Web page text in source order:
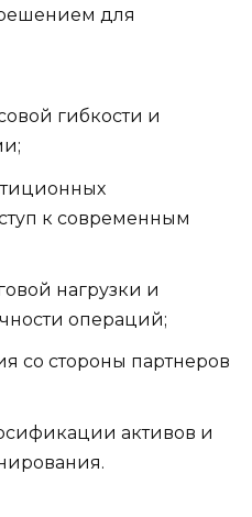
для
гибкости и
к современным
нагрузки и
операций;
со стороны партнеров
активов и